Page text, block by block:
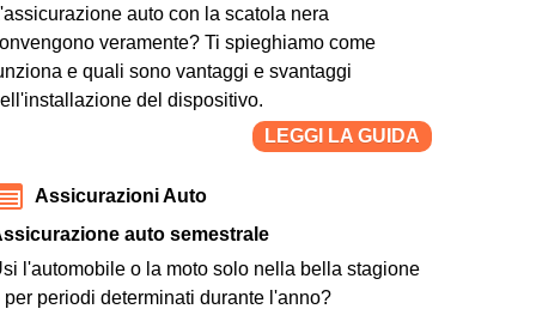
auto con la scatola nera
veramente? Ti spieghiamo come
e quali sono vantaggi e svantaggi
del dispositivo.
LEGGI LA GUIDA
Assicurazioni Auto
auto semestrale
l'automobile o la moto solo nella bella stagione
per periodi determinati durante l'anno?